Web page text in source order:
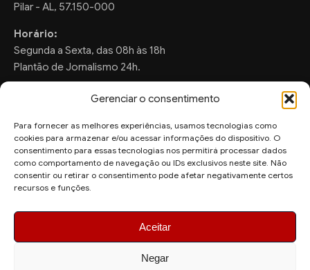
Gerenciar o consentimento
Para fornecer as melhores experiências, usamos tecnologias como
cookies para armazenar e/ou acessar informações do dispositivo. O
consentimento para essas tecnologias nos permitirá processar dados
como comportamento de navegação ou IDs exclusivos neste site. Não
consentir ou retirar o consentimento pode afetar negativamente certos
recursos e funções.
Aceitar
Negar
Pilar - AL, 57.150-000
Horário:
Segunda a Sexta, das 08h às 18h
Plantão de Jornalismo 24h.
FALE CONOSCO
Sugestões de Pauta:
ronaldo.valentim150@gmail.com